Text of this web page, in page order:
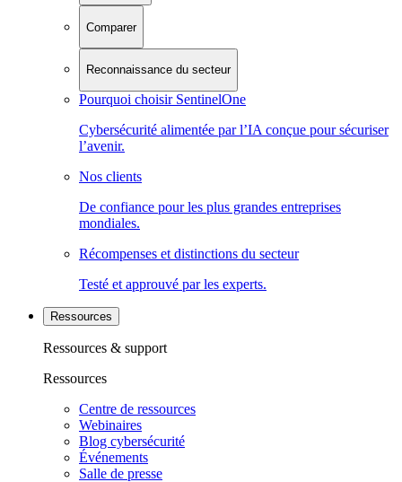
Comparer
Reconnaissance du secteur
Pourquoi choisir SentinelOne
Cybersécurité alimentée par l’IA conçue pour sécuriser
l’avenir.
Nos clients
De confiance pour les plus grandes entreprises
mondiales.
Récompenses et distinctions du secteur
Testé et approuvé par les experts.
Ressources
Ressources & support
Ressources
Centre de ressources
Webinaires
Blog cybersécurité
Événements
Salle de presse